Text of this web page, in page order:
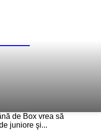
de Box vrea să
juniore şi...